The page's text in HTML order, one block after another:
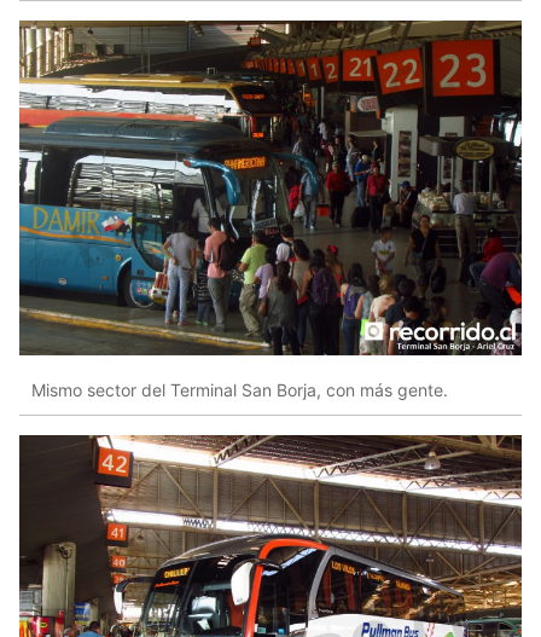
Mismo sector del Terminal San Borja, con más gente.